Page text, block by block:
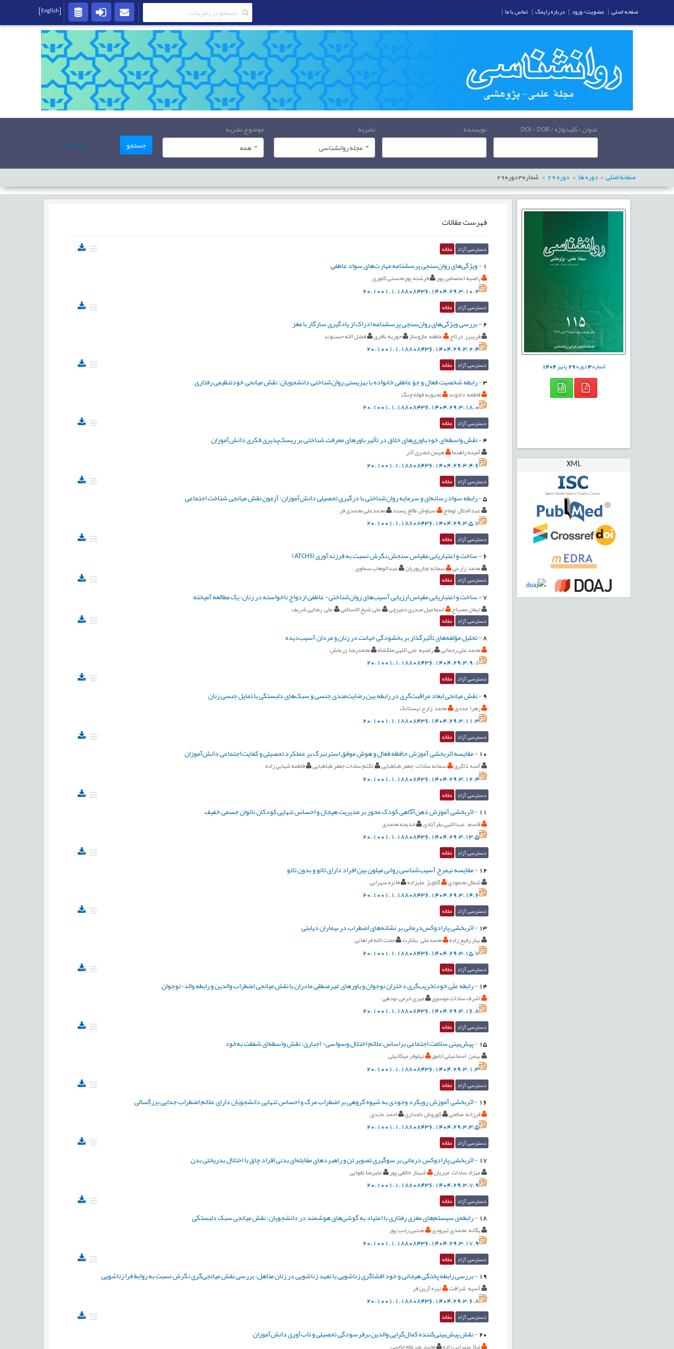
عنوان / کلیدواژه / DOI / DOR نویسنده
نشریه
مجله روانشناسی
موضوع نشریه
همه
جستجو پیشرفته
صفحه اصلی دوره ها دوره شماره3دوره29
شماره3دوره29پاییز1404
XML
فهرست مقالات
دسترسی آزاد مقاله
1
-ویژگی‌‌های روان‌سنجی پرسشنامه مهارت‌‌های سواد عاطفی
راضیه اعتصامی پور فرشته پورمحسنی كلوری
20.1001.1.18808436.1404.29.3.10.2
دسترسی آزاد مقاله
2
-بررسی ویژگی‌‌های روان‌‌سنجی پرسشنامه ادراک از یادگیری سازگار با مغز
فریبرز درتاج عاطفه مازوساز حوریه باقری فضل الله حسنوند
20.1001.1.18808436.1404.29.3.2.4
دسترسی آزاد مقاله
3
-رابطه شخصیت فعال و جوّ عاطفی خانواده با بهزیستی روان‌شناختی دانشجویان: نقش میانجی خود‌تنظیمی رفتاری
فاطمه دادوند محبوبه فولادچنگ
20.1001.1.18808436.1404.29.3.18.0
دسترسی آزاد مقاله
4
-نقش واسطه‌‌ای خودباوری‌های خلاق در تأثیر باورهای معرفت شناختی بر ریسک‌پذیری فکری دانش‌آموزان
آمینه راهنما هیمن خضری آذر
20.1001.1.18808436.1404.29.3.4.6
دسترسی آزاد مقاله
5
-رابطه سواد رسانه‌ای و سرمایه روان‌شناختی با درگیری تحصیلی دانش‌آموزان: آزمون نقش میانجی شناخت اجتماعی
عبدالجلال توماج سیاوش طالع پسند محمدعلی محمدی فر
20.1001.1.18808436.1404.29.3.5.7
دسترسی آزاد مقاله
6
-ساخت و اعتباریابی مقیاس سنجش نگرش نسبت به فرزند‌آوری (ATCHS)
محمد زارعی سمانه نجارپوریان عبدالوهاب سماوی
دسترسی آزاد مقاله
7
-ساخت و اعتباریابی مقیاس ارزیابی آسیب‌های روان‌شناختی- عاطفی ازدواج ناخواسته در زنان: یک مطالعه آمیخته
ایمان مصباح اسماعیل صدری دمیرچی علی شیخ الاسلامی علی رضایی شریف
دسترسی آزاد مقاله
8
-تحلیل مؤلفه‌های تأثیرگذار بر بخشودگی خیانت در زنان و مردان آسیب‌دیده
محمد علی رحمانی راضیه نجی اللهی ملکشاه محمدرضا زربخش
20.1001.1.18808436.1404.29.3.9.1
دسترسی آزاد مقاله
9
-نقش میانجی ابعاد ‌مراقبت‌گری در رابطه بین رضايت‌مندی جنسی و سبک‌های دلبستگی با تمایل جنسی زنان
زهرا مددی محمد زارع نیستانک
20.1001.1.18808436.1404.29.3.11.3
دسترسی آزاد مقاله
10
-مقایسه اثربخشی آموزش حافظه فعال و هوش موفق استرنبرگ بر عملکرد تحصیلی و کفایت اجتماعی دانش‌آموزان
آمنه ذاکری سمانه سادات جعفر طباطبایی تکتم سادات جعفر طباطبایی فاطمه شهابی زاده
20.1001.1.18808436.1404.29.3.12.4
دسترسی آزاد مقاله
11
-اثربخشی آموزش ذهن‌آگاهی کودک محور بر مدیریت هیجان و احساس تنهایی کودکان ناتوان جسمی خفیف
قاسم عبداللهی بقرآبادی خدیجه محمدی
20.1001.1.18808436.1404.29.3.13.5
دسترسی آزاد مقاله
12
-مقایسه نیمرخ آسیب‌‌شناسی روانی میلون بین افراد دارای تاتو و بدون تاتو
شمال محمودی گلاویژ علیزاده فائزه سهرابی
20.1001.1.18808436.1404.29.3.14.6
دسترسی آزاد مقاله
13
-اثربخشی پارادوکس‌‌‌‌‌‌‌‌درمانی بر نشانه‌‌‌‌های اضطراب در بيماران ديابتی
بهار رفیع زاده محمدعلی بشارت حجت الله فراهانی
20.1001.1.18808436.1404.29.3.15.7
دسترسی آزاد مقاله
14
-رابطه علّی خودتخریب‌گری دختران نوجوان و باورهای غیرمنطقی مادران با نقش میانجی اضطراب والدین و رابطه والد-نوجوان
اشرف سادات موسوی مهری خرمی نودهی
20.1001.1.18808436.1404.29.3.16.8
دسترسی آزاد مقاله
15
-پیش‌بینی سلامت اجتماعی براساس علائم اختلال وسواسی- اجباری: نقش واسطه‌ای شفقت به‌خود
بهمن اسماعیلی انامق نیلوفر میکائیلی
20.1001.1.18808436.1404.29.3.1.3
دسترسی آزاد مقاله
16
-اثربخشی آموزش رویکرد وجودی به شیوه گروهی بر اضطراب مرگ و احساس تنهایی دانشجویان دارای علائم اضطراب جدایی بزرگسالی
فرزانه صالحی کوروش نامداری احمد عابدی
20.1001.1.18808436.1404.29.3.3.5
دسترسی آزاد مقاله
17
-اثربخشی پارادوکس درمانی بر سوگیری تصویر تن و راهبردهای مقابله‌ای بدنی افراد چاق با اختلال بدریختی بدن
مهزاد سادات میریان شهناز خالقی پور علیرضا تقوایی
20.1001.1.18808436.1404.29.3.7.9
دسترسی آزاد مقاله
18
-رابطه‌ی سیستم‌های مغزی رفتاری با اعتیاد به گوشی‌های هوشمند در دانشجویان: نقش میانجی سبک دلبستگی
یگانه محمدی تهرودی مجتبی رجب پور
20.1001.1.18808436.1404.29.3.17.9
دسترسی آزاد مقاله
19
-بررسی رابطه پختگی هیجانی و خود افشاگری زناشویی با تعهد زناشویی در زنان متاهل: بررسی نقش میانجی‌گری نگرش نسبت به روابط فرا زناشویی
آسیه شرافت نیره آرین فر
20.1001.1.18808436.1404.29.3.6.8
دسترسی آزاد مقاله
20
-نقش پیش‌‌بینی‌کننده کمال‌گرایی والدین برفرسودگی تحصیلی و تاب‌آوری دانش‌آموزان
لیلا سهرابی زاده مجید ضرغام حاجبی
صفحه اصلی | عضویت/ ورود | درباره رایمگ | تماس با ما |
[English]